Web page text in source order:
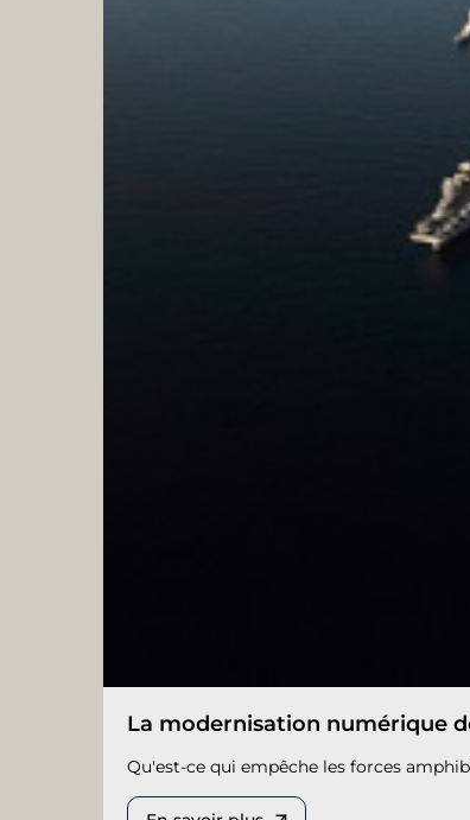
La modernisation numérique
Qu'est-ce qui empêche les forces